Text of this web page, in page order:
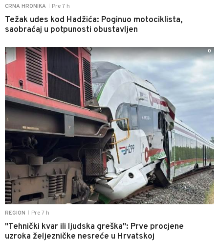
CRNA HRONIKA Pre 7 h
Težak udes kod Hadžića: Poginuo motociklista,
saobraćaj u potpunosti obustavljen
REGION Pre 7 h
"Tehnički kvar ili ljudska greška": Prve procjene
uzroka željezničke nesreće u Hrvatskoj
0